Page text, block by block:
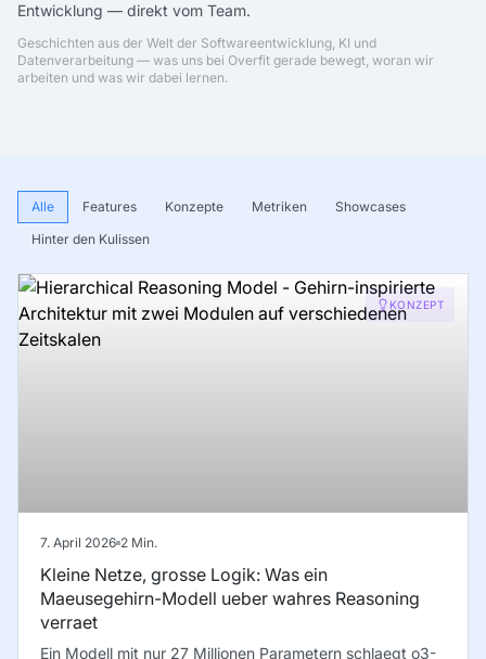
Entwicklung — direkt vom Team.
Geschichten aus der Welt der Softwareentwicklung, KI und
Datenverarbeitung — was uns bei Overfit gerade bewegt, woran wir
arbeiten und was wir dabei lernen.
Alle Features Konzepte Metriken
Showcases
Hinter den Kulissen
KONZEPT
7. April 2026 2 Min.
Kleine Netze, grosse Logik: Was ein
Maeusegehirn-Modell ueber wahres Reasoning
verraet
Ein Modell mit nur 27 Millionen Parametern schlaegt o3-